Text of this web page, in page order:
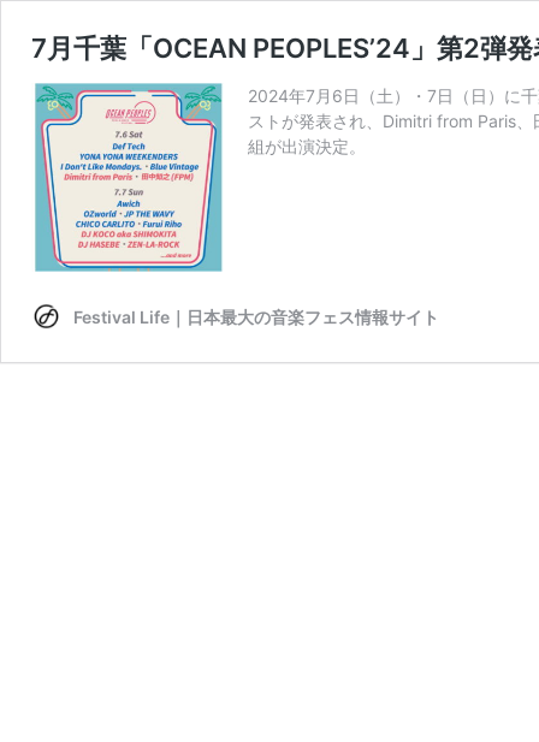
7月千葉「OCEAN PEOPLES’24」第2弾
2024年7月6日（土）・7日（日）に
ストが発表され、Dimitri from Paris
組が出演決定。
Festival Life｜日本最大の音楽フェス情報サイト